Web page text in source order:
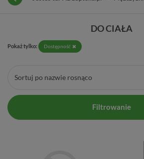
DO CIAŁA
Pokaż tylko: Dostępność
Sortuj po nazwie rosnąco
Filtrowanie